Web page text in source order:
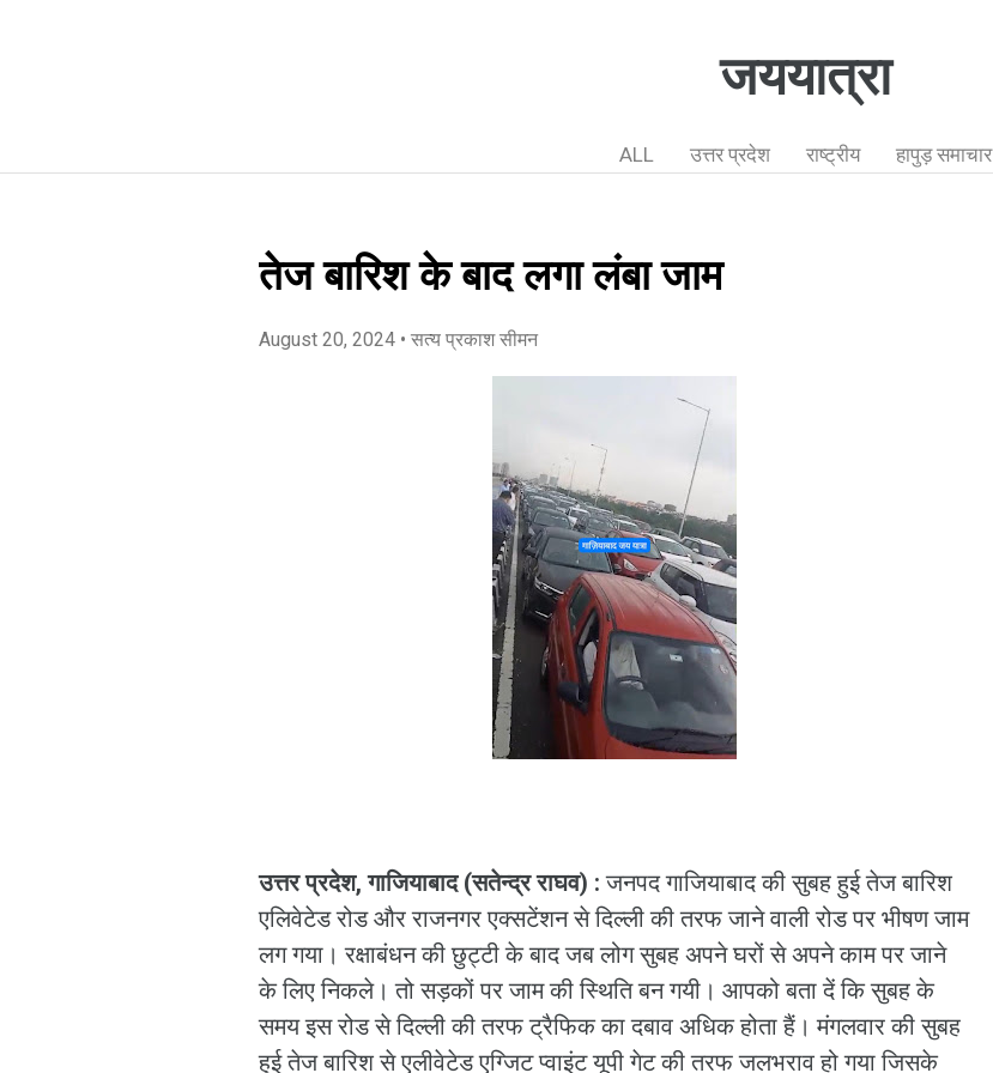
जययात्रा
ALL उत्तर प्रदेश राष्ट्रीय हापुड़ समाचार
तेज बारिश के बाद लगा लंबा जाम
August 20, 2024 • सत्य प्रकाश सीमन
उत्तर प्रदेश, गाजियाबाद (सतेन्द्र राघव) :जनपद गाजियाबाद की सुबह हुई तेज बारिश
एलिवेटेड रोड और राजनगर एक्सटेंशन से दिल्ली की तरफ जाने वाली रोड पर भीषण जाम
लग गया। रक्षाबंधन की छुट्टी के बाद जब लोग सुबह अपने घरों से अपने काम पर जाने
के लिए निकले। तो सड़कों पर जाम की स्थिति बन गयी। आपको बता दें कि सुबह के
समय इस रोड से दिल्ली की तरफ ट्रैफिक का दबाव अधिक होता हैं। मंगलवार की सुबह
हुई तेज बारिश से एलीवेटेड एग्जिट प्वाइंट यूपी गेट की तरफ जलभराव हो गया जिसके